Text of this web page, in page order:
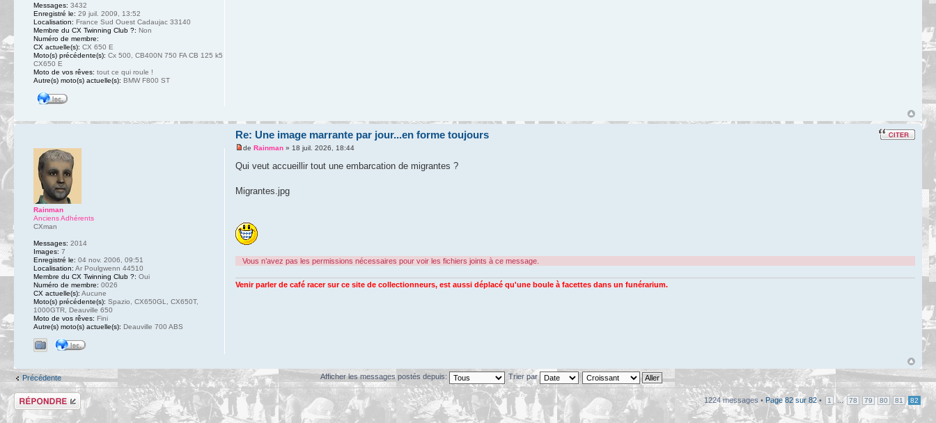
Messages: 3432
Enregistré le: 29 juil. 2009, 13:52
Localisation: France Sud Ouest Cadaujac 33140
Membre du CX Twinning Club ?: Non
Numéro de membre:
CX actuelle(s): CX 650 E
Moto(s) précédente(s): Cx 500, CB400N 750 FA CB 125 k5
CX650 E
Moto de vos rêves: tout ce qui roule !
Autre(s) moto(s) actuelle(s): BMW F800 ST
Re: Une image marrante par jour...en forme toujours
deRainman » 18 juil. 2026, 18:44
Qui veut accueillir tout une embarcation de migrantes ?
Migrantes.jpg
Vous n’avez pas les permissions nécessaires pour voir les fichiers joints à ce message.
Venir parler de café racer sur ce site de collectionneurs, est aussi déplacé qu'une boule à facettes dans un funérarium.
Rainman
Anciens Adhérents
CXman
Messages: 2014
Images: 7
Enregistré le: 04 nov. 2006, 09:51
Localisation: Ar Poulgwenn 44510
Membre du CX Twinning Club ?: Oui
Numéro de membre: 0026
CX actuelle(s): Aucune
Moto(s) précédente(s): Spazio, CX650GL, CX650T,
1000GTR, Deauville 650
Moto de vos rêves: Fini
Autre(s) moto(s) actuelle(s): Deauville 700 ABS
Précédente Afficher les messages postés depuis: Trier par
Répondre 1224 messages • Page82sur 82• 1 ... 78 79 80 81 82